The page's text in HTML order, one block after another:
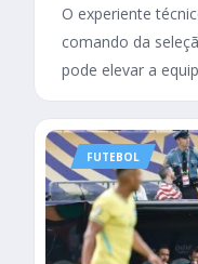
O experiente
comando da
pode elevar a
FUTEBOL